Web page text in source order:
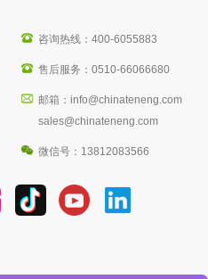
咨询热线：400-6055883
售后服务：0510-66066680
邮箱：info@chinateneng.com
sales@chinateneng.com
微信号：13812083566